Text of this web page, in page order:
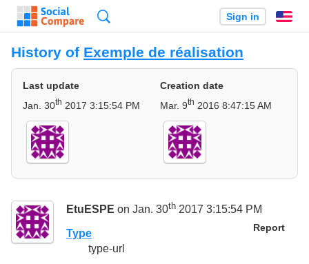
Sign in
History of Exemple de réalisation
Last update
Jan. 30th 2017 3:15:54 PM
Creation date
Mar. 9th 2016 8:47:15 AM
EtuESPE on Jan. 30th 2017 3:15:54 PM
Report
Type
type-url